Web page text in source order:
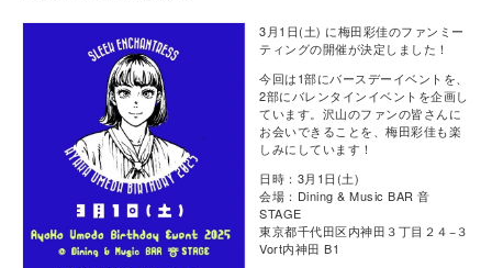
3月1日(土) に梅田彩佳のファンミー
ティングの開催が決定しました！
今回は1部にバースデーイベントを、
2部にバレンタインイベントを企画し
ています。沢山のファンの皆さんに
お会いできることを、梅田彩佳も楽
しみにしています！
日時：3月1日(土)
会場：Dining & Music BAR 音
STAGE
東京都千代田区内神田３丁目２４−３
Vort内神田 B1